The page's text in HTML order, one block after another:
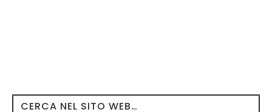
CERCA NEL SITO WEB…